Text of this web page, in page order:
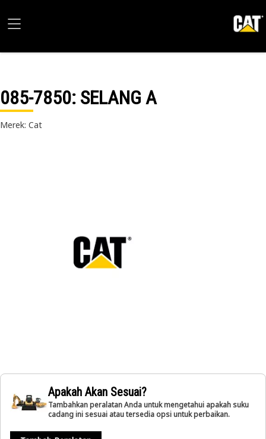
085-7850: SELANG A
Merek: Cat
Apakah Akan Sesuai?
Tambahkan peralatan Anda untuk mengetahui apakah suku
cadang ini sesuai atau tersedia opsi untuk perbaikan.